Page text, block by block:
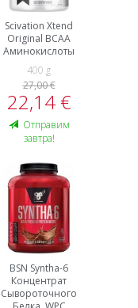
Scivation Xtend
Original BCAA
Аминокислоты
400 g
27,00 €
22,14 €
Oтправим
завтра!
BSN Syntha-6
Концентрат
Сывороточного